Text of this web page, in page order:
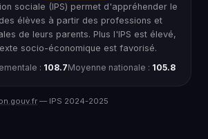
sociale (IPS) permet d'appréhender le
élèves à partir des professions et
de leurs parents. Plus l'IPS est élevé,
socio-économique est favorisé.
: 108.7Moyenne nationale : 105.8
— IPS 2024-2025